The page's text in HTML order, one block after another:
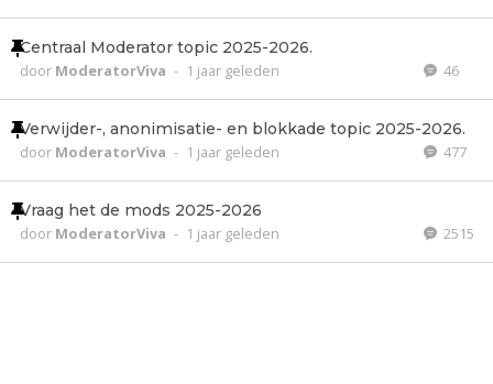
Centraal Moderator topic 2025-2026.
door ModeratorViva - 1 jaar geleden 46
Verwijder-, anonimisatie- en blokkade topic 2025-2026.
door ModeratorViva - 1 jaar geleden 477
Vraag het de mods 2025-2026
door ModeratorViva - 1 jaar geleden 2515